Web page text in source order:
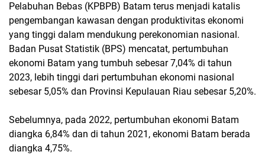
Pelabuhan Bebas (KPBPB) Batam terus menjadi katalis
pengembangan kawasan dengan produktivitas ekonomi
yang tinggi dalam mendukung perekonomian nasional.
Badan Pusat Statistik (BPS) mencatat, pertumbuhan
ekonomi Batam yang tumbuh sebesar 7,04% di tahun
2023, lebih tinggi dari pertumbuhan ekonomi nasional
sebesar 5,05% dan Provinsi Kepulauan Riau sebesar 5,20%.
Sebelumnya, pada 2022, pertumbuhan ekonomi Batam
diangka 6,84% dan di tahun 2021, ekonomi Batam berada
diangka 4,75%.